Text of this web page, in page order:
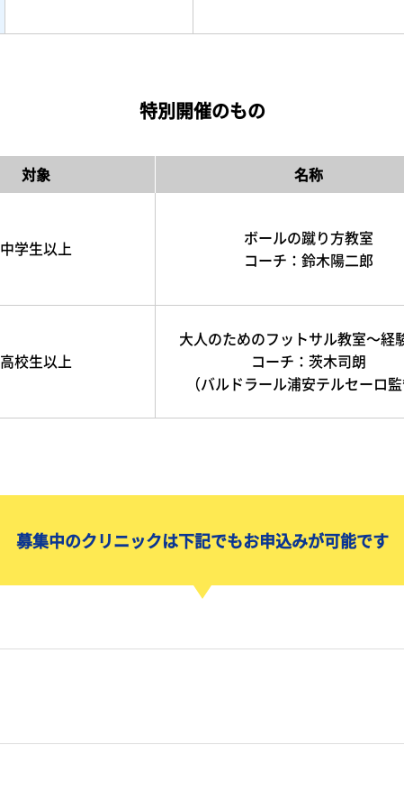
特別開催のもの
対象 名称
中学生以上
ボールの蹴り方教室
コーチ：鈴木陽二郎
高校生以上
大人のためのフットサル教室～経
コーチ：茨木司朗
（バルドラール浦安テルセーロ
募集中のクリニックは下記でもお申込みが可能です